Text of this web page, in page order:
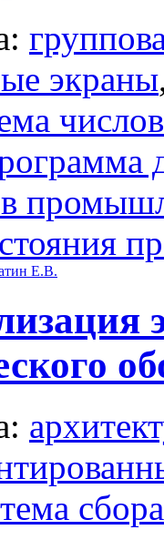
экраны
в
Е.В.